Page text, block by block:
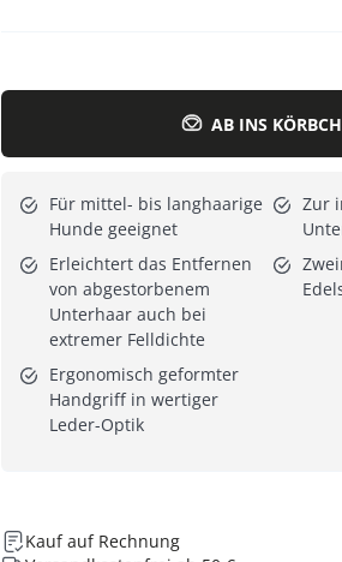
AB INS
Für mittel- bis langhaarige
Hunde geeignet
Zur
Erleichtert das Entfernen
von abgestorbenem
Unterhaar auch bei
extremer Felldichte
Ergonomisch geformter
Handgriff in wertiger
Leder-Optik
Kauf auf Rechnung